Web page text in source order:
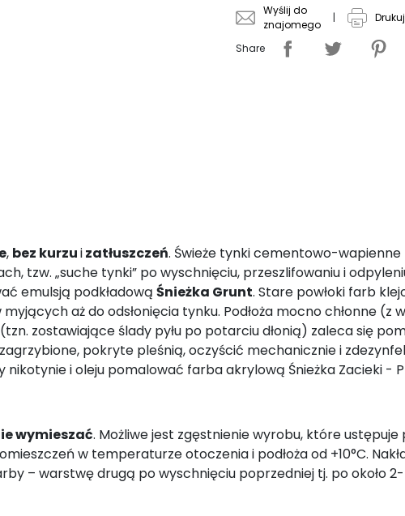
Wyślij do
znajomego
| Drukuj
Share
, bez kurzuizatłuszczeń. Świeże tynki cementowo-
tzw. „suche tynki” po wyschnięciu, przeszlifowaniu i
emulsją podkładową Śnieżka Grunt. Stare powłoki farb
aż do odsłonięcia tynku. Podłoża mocno chłonne (z
zostawiające ślady pyłu po potarciu dłonią) zaleca się
pokryte pleśnią, oczyścić mechanicznie i
nikotynie i oleju pomalować farba akrylową Śnieżka Zacieki -
wymieszać. Możliwe jest zgęstnienie wyrobu, które
w temperaturze otoczenia i podłoża od +10°C.
– warstwę drugą po wyschnięciu poprzedniej tj. po około